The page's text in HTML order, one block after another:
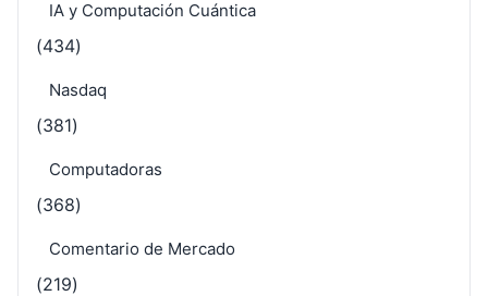
IA y Computación Cuántica
(434)
Nasdaq
(381)
Computadoras
(368)
Comentario de Mercado
(219)